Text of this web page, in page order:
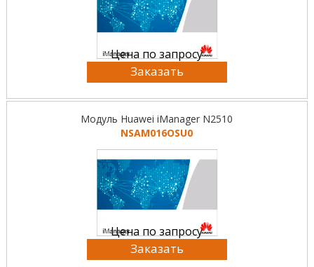
Цена по запросу
Заказать
Модуль Huawei iManager N2510
NSAM016OSU0
Цена по запросу
Заказать